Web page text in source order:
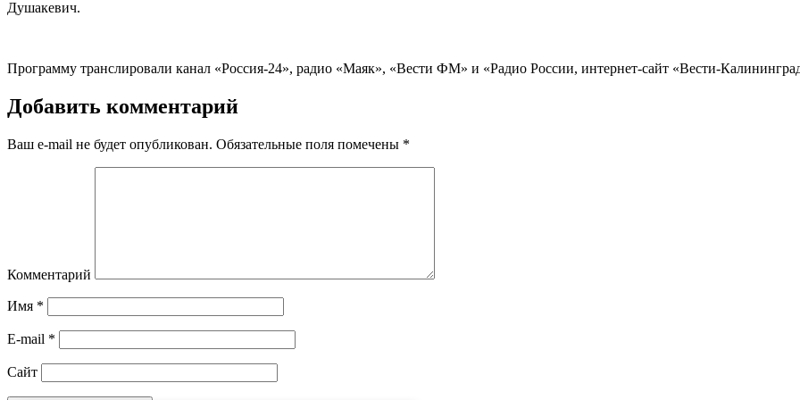
Душакевич.
Программу транслировали канал «Россия-24», радио «Маяк», «Вести ФМ» и «Радио России, интернет-сайт «Вести-
Добавить комментарий
Ваш e-mail не будет опубликован. Обязательные поля помечены *
Комментарий
Имя *
E-mail *
Сайт